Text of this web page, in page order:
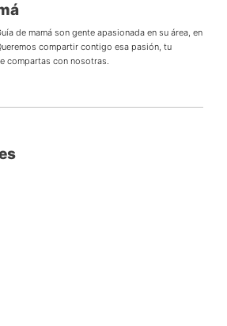
de mamá son gente apasionada en su área, en
compartir contigo esa pasión, tu
compartas con nosotras.